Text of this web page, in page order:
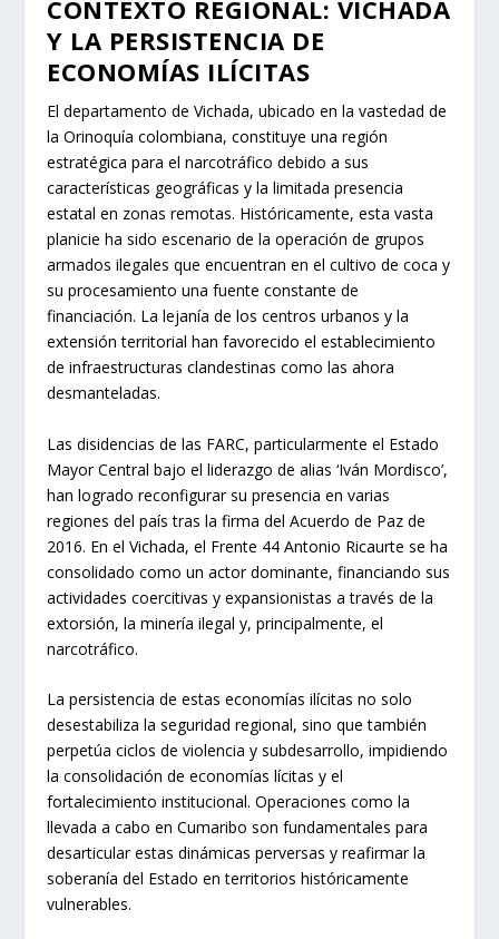
CONTEXTO REGIONAL: VICHADA
Y LA PERSISTENCIA DE
ECONOMÍAS ILÍCITAS
El departamento de Vichada, ubicado en la vastedad de
la Orinoquía colombiana, constituye una región
estratégica para el narcotráfico debido a sus
características geográficas y la limitada presencia
estatal en zonas remotas. Históricamente, esta vasta
planicie ha sido escenario de la operación de grupos
armados ilegales que encuentran en el cultivo de coca y
su procesamiento una fuente constante de
financiación. La lejanía de los centros urbanos y la
extensión territorial han favorecido el establecimiento
de infraestructuras clandestinas como las ahora
desmanteladas.
Las disidencias de las FARC, particularmente el Estado
Mayor Central bajo el liderazgo de alias ‘Iván Mordisco’,
han logrado reconfigurar su presencia en varias
regiones del país tras la firma del Acuerdo de Paz de
2016. En el Vichada, el Frente 44 Antonio Ricaurte se ha
consolidado como un actor dominante, financiando sus
actividades coercitivas y expansionistas a través de la
extorsión, la minería ilegal y, principalmente, el
narcotráfico.
La persistencia de estas economías ilícitas no solo
desestabiliza la seguridad regional, sino que también
perpetúa ciclos de violencia y subdesarrollo, impidiendo
la consolidación de economías lícitas y el
fortalecimiento institucional. Operaciones como la
llevada a cabo en Cumaribo son fundamentales para
desarticular estas dinámicas perversas y reafirmar la
soberanía del Estado en territorios históricamente
vulnerables.